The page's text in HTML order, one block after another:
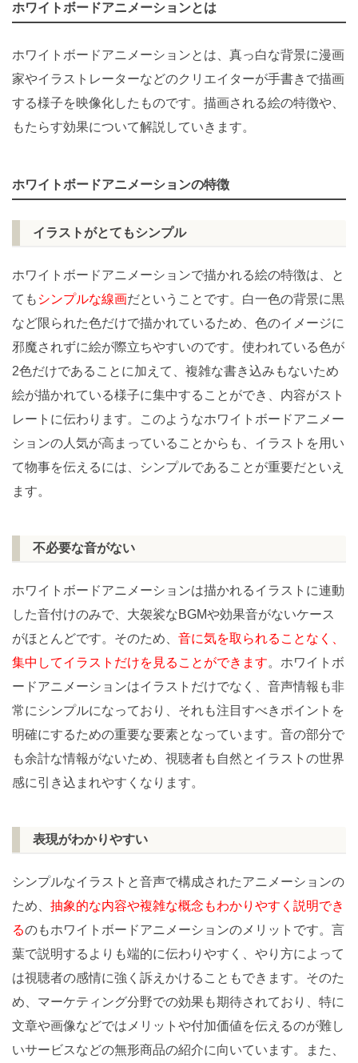
ホワイトボードアニメーションとは
ホワイトボードアニメーションとは、真っ白な背景に漫画
家やイラストレーターなどのクリエイターが手書きで描画
する様子を映像化したものです。描画される絵の特徴や、
もたらす効果について解説していきます。
ホワイトボードアニメーションの特徴
イラストがとてもシンプル
ホワイトボードアニメーションで描かれる絵の特徴は、と
ても シンプルな線画だということです。白一色の背景に黒
など限られた色だけで描かれているため、色のイメージに
邪魔されずに絵が際立ちやすいのです。使われている色が
2色だけであることに加えて、複雑な書き込みもないため
絵が描かれている様子に集中することができ、内容がスト
レートに伝わります。このようなホワイトボードアニメー
ションの人気が高まっていることからも、イラストを用い
て物事を伝えるには、シンプルであることが重要だといえ
ます。
不必要な音がない
ホワイトボードアニメーションは描かれるイラストに連動
した音付けのみで、大袈裟なBGMや効果音がないケース
がほとんどです。そのため、 音に気を取られることなく、
集中してイラストだけを見ることができます。ホワイトボ
ードアニメーションはイラストだけでなく、音声情報も非
常にシンプルになっており、それも注目すべきポイントを
明確にするための重要な要素となっています。音の部分で
も余計な情報がないため、視聴者も自然とイラストの世界
感に引き込まれやすくなります。
表現がわかりやすい
シンプルなイラストと音声で構成されたアニメーションの
ため、 抽象的な内容や複雑な概念もわかりやすく説明でき
るのもホワイトボードアニメーションのメリットです。言
葉で説明するよりも端的に伝わりやすく、やり方によって
は視聴者の感情に強く訴えかけることもできます。そのた
め、マーケティング分野での効果も期待されており、特に
文章や画像などではメリットや付加価値を伝えるのが難し
いサービスなどの無形商品の紹介に向いています。また、